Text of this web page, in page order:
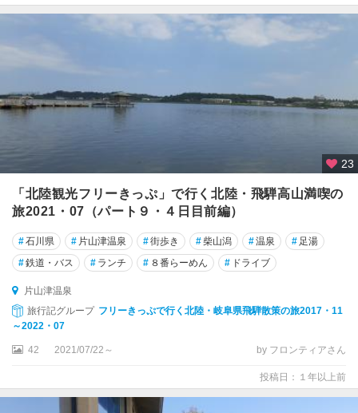
23
「北陸観光フリーきっぷ」で行く北陸・飛騨高山満喫の
旅2021・07（パート９・４日目前編）
#石川県 # 片山津温泉 #街歩き #柴山潟 #温泉 # 足湯
#鉄道・バス # ランチ # ８番らーめん # ドライブ
片山津温泉
旅行記グループ フリーきっぷで行く北陸・岐阜県飛騨散策の旅2017・11
～2022・07
42 2021/07/22～ by フロンティアさん
投稿日：１年以上前